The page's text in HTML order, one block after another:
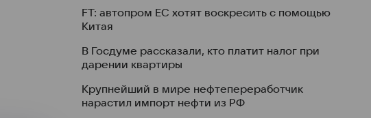
FT: автопром ЕС хотят воскресить с помощью
Китая
В Госдуме рассказали, кто платит налог при
дарении квартиры
Крупнейший в мире нефтепереработчик
нарастил импорт нефти из РФ